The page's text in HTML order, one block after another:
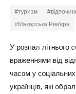
#туризм
#Макарська Рив'єра
У розпал літнього
враженнями від
часом у
українців, які